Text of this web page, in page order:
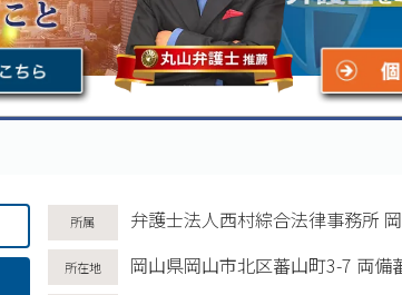
弁護士法人西村綜合法律事務所
岡山県岡山市北区蕃山町3-7 両備